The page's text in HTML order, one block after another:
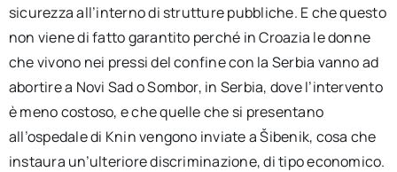
sicurezza all’interno di strutture pubbliche. E che questo
non viene di fatto garantito perché in Croazia le donne
che vivono nei pressi del confine con la Serbia vanno ad
abortire a Novi Sad o Sombor, in Serbia, dove l’intervento
è meno costoso, e che quelle che si presentano
all’ospedale di Knin vengono inviate a Šibenik, cosa che
instaura un’ulteriore discriminazione, di tipo economico.